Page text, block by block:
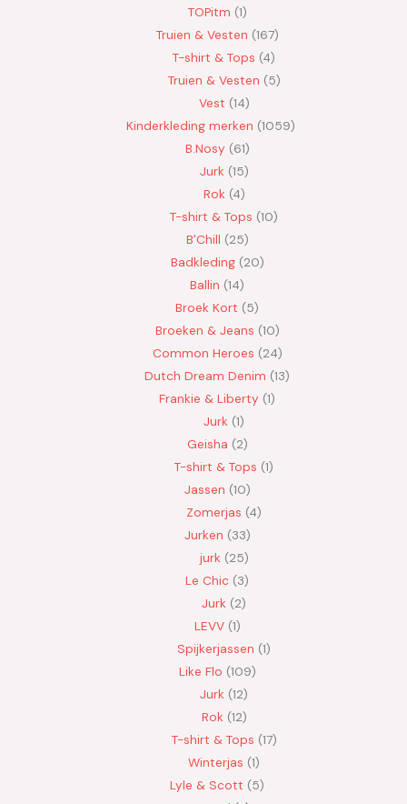
TOPitm 1
Truien & Vesten 167
T-shirt & Tops 4
Truien & Vesten 5
Vest 14
Kinderkleding merken 1059
B.Nosy 61
Jurk 15
Rok 4
T-shirt & Tops 10
B'Chill 25
Badkleding 20
Ballin 14
Broek Kort 5
Broeken & Jeans 10
Common Heroes 24
Dutch Dream Denim 13
Frankie & Liberty 1
Jurk 1
Geisha 2
T-shirt & Tops 1
Jassen 10
Zomerjas 4
Jurken 33
jurk 25
Le Chic 3
Jurk 2
LEVV 1
Spijkerjassen 1
Like Flo 109
Jurk 12
Rok 12
T-shirt & Tops 17
Winterjas 1
Lyle & Scott 5